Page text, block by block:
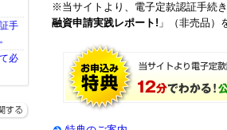
※当サイトより、電子定款認証手続
融資申請実践レポート! 」（非売品）
手
必